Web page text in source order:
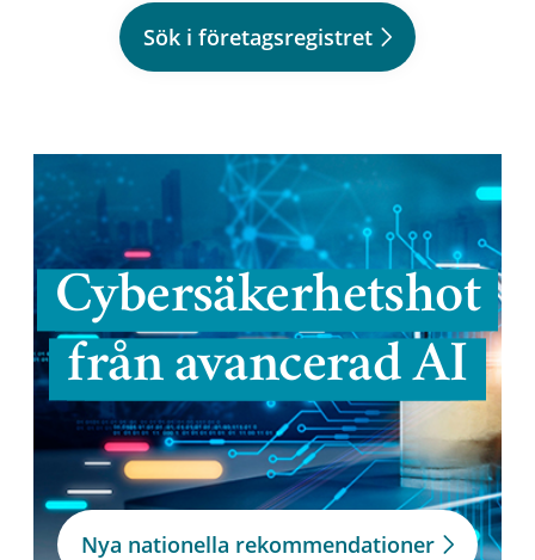
Sök i företagsregistret
Cybersäkerhetshot
från avancerad AI
Nya nationella rekommendationer